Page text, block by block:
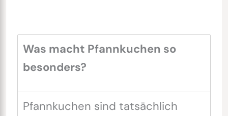
Was macht Pfannkuchen so
besonders?
Pfannkuchen sind tatsächlich